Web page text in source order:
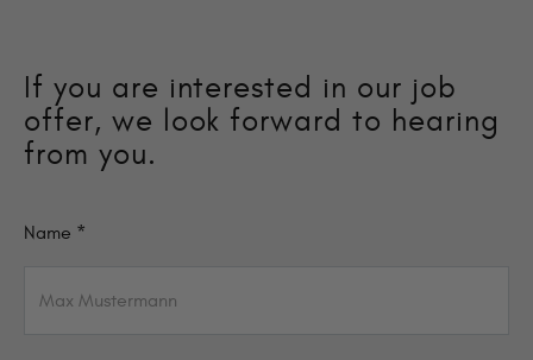
If you are interested in our job
offer, we look forward to hearing
from you.
Name *